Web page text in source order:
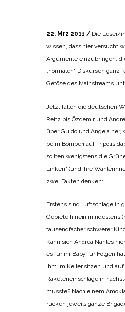
22. Mrz 2011 / Die Leser/
wissen, dass hier versucht
Argumente einzubringen,
„normalen“ Diskursen ganz
Getöse des Mainstreams
Jetzt fallen die deutschen
Reitz bis Özdemir und
über Guido und Angela her,
beim Bomben auf Tripolis
sollten wenigstens die
Linken“ (und ihre
zwei Fakten denken:
Erstens sind Luftschläge in
Gebiete hinein mindestens
tausendfacher schwerer
Kann sich Andrea Nahles
es für ihr Baby für Folgen
ihm im Keller sitzen und auf
Raketeneinschläge in
müsste? Nach einem
rücken jeweils ganze